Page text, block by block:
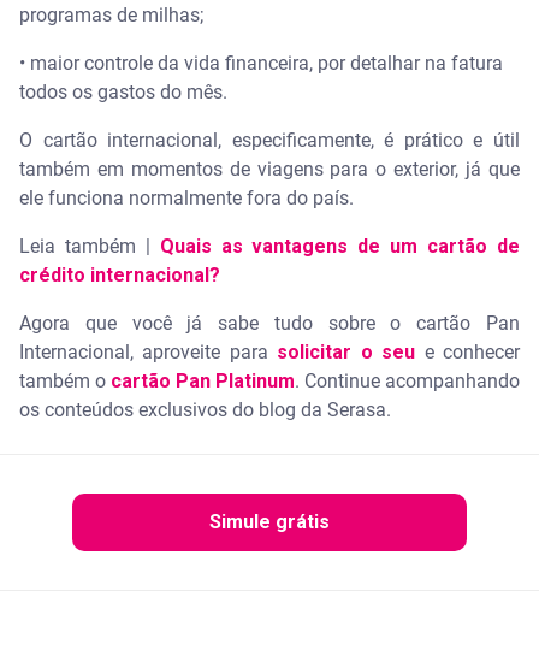
programas de milhas;
• maior controle da vida financeira, por detalhar na fatura
todos os gastos do mês.
O cartão internacional, especificamente, é prático e útil
também em momentos de viagens para o exterior, já que
ele funciona normalmente fora do país.
Leia também | Quais as vantagens de um cartão de
crédito internacional?
Agora que você já sabe tudo sobre o cartão Pan
Internacional, aproveite para solicitar o seu e conhecer
também o cartão Pan Platinum. Continue acompanhando
os conteúdos exclusivos do blog da Serasa.
Simule grátis